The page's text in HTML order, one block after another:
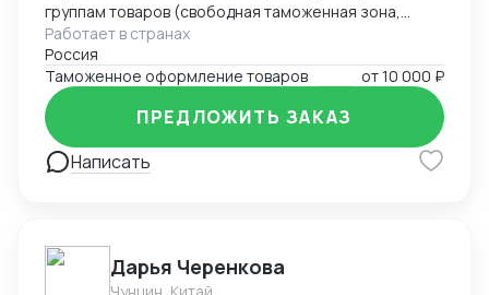
группам товаров (свободная таможенная зона,
экспорт, импорт, реэкспорт, реимпорт, таможенный
склад и и.д.) Опыт 23 года. Имею свое ИП по этому
направлению.
Работает в странах
Россия
Таможенное оформление товаров
от10 000 ₽
Написать
ПРЕДЛОЖИТЬ ЗАКАЗ
Дарья Черенкова